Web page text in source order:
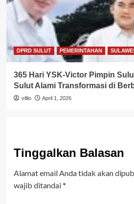
DPRD SULUT PEMERINTAHAN
365 Hari YSK-Victor Pimpin
Sulut Alami Transformasi di
villio April 1, 2026
Tinggalkan Balasan
Alamat email Anda tidak akan
wajib ditandai*